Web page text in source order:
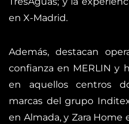
en X-Madrid.
Además, destacan
confianza en MERLIN y
en aquellos centros
marcas del grupo
en Almada, y Zara Home